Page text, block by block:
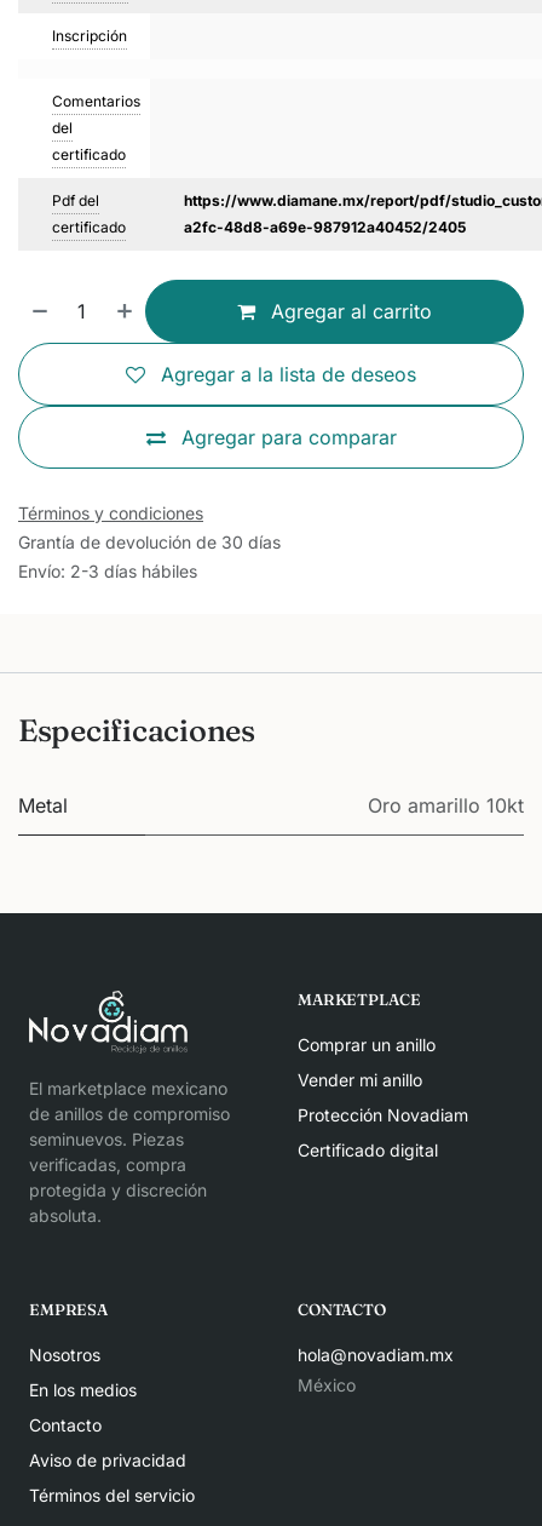
Inscripción
Comentarios
del
certificado
Pdf del
certificado
https://www.diamane.mx/report/pdf/
a2fc-48d8-a69e-987912a40452/2405
Agregar al carrito
Agregar para comparar
Agregar a la lista de deseos
Términos y condiciones
Grantía de devolución de 30 días
Envío: 2-3 días hábiles
Especificaciones
Metal Oro amarillo 10kt
El marketplace mexicano
de anillos de compromiso
seminuevos. Piezas
verificadas, compra
protegida y discreción
absoluta.
MARKETPLACE
Comprar un anillo
Vender mi anillo
Protección Novadiam
Certificado digital
EMPRESA
Nosotros
En los medios
Contacto
Aviso de privacidad
Términos del servicio
CONTACTO
hola@novadiam.mx
México